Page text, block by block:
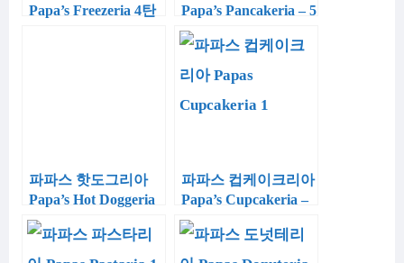
Papa’s Freezeria 4탄
Papa’s Pancakeria – 5
탄
파파스 핫도그리아
Papa’s Hot Doggeria
– 7탄
파파스 컵케이크리아
Papa’s Cupcakeria –
8탄